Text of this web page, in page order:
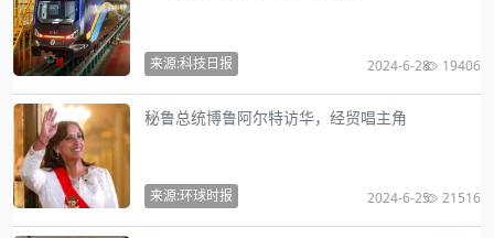
来源:科技日报 2024-6-28 19406
秘鲁总统博鲁阿尔特访华，经贸唱主角
来源:环球时报 2024-6-25 21516